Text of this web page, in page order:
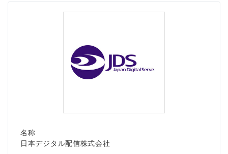
名称
日本デジタル配信株式会社